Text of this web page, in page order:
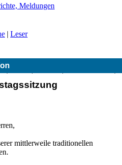
mittlerweile traditionellen
| Leser
|